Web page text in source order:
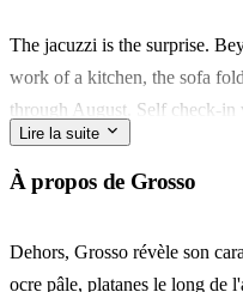
The jacuzzi is the surprise.
work of a kitchen, the sofa
through August. Self check-
pulls in.
Grosso sits just back from the
espresso on rue de France
Lire la suite
À propos de Grosso
Dehors, Grosso révèle son
ocre pâle, platanes le long de